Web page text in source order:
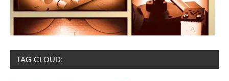
TAG CLOUD: